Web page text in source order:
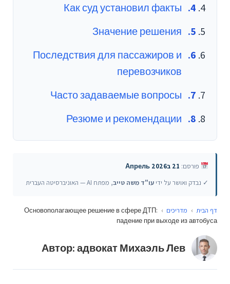
Как суд установил факты
Значение решения
Последствия для пассажиров и
перевозчиков
Часто задаваемые вопросы
Резюме и рекомендации
פורסם: 21 בАпрель 2026
✓ נבדק ואושר על ידי עו"ד משה טייב, מפתח AI — האוניברסיטה העברית
דף הבית › מדריכים ›
Основополагающее решение в сфере ДТП:
падение при выходе из автобуса
Автор: адвокат Михаэль Лев